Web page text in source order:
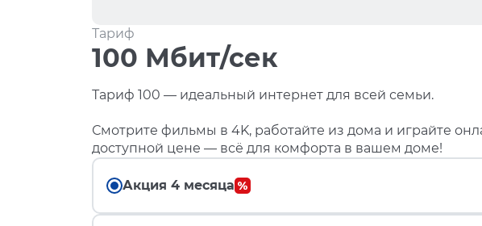
Тариф
100 Мбит/сек
Тариф 100 — идеальный интернет для всей семьи.
Смотрите фильмы в 4K, работайте из дома и играйте
доступной цене — всё для комфорта в вашем доме!
Акция 4 месяца